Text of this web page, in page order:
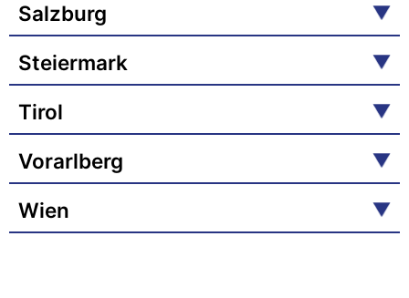
Salzburg
Steiermark
Tirol
Vorarlberg
Wien